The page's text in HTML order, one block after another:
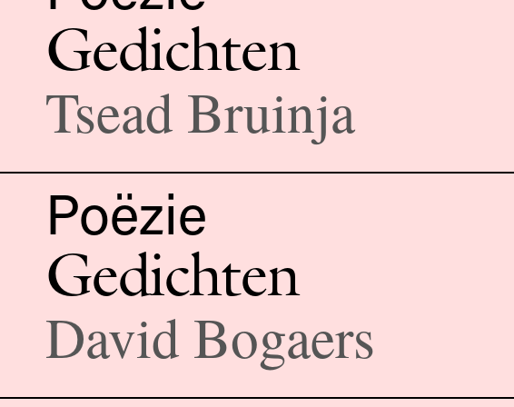
Gedichten
Tsead Bruinja
Poëzie
Gedichten
David Bogaers